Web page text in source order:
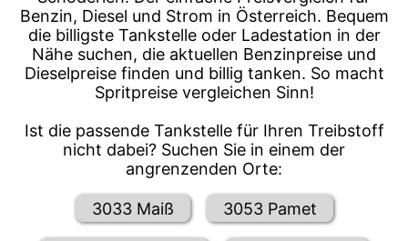
Benzin, Diesel und Strom in Österreich. Bequem
die billigste Tankstelle oder Ladestation in der
Nähe suchen, die aktuellen Benzinpreise und
Dieselpreise finden und billig tanken. So macht
Spritpreise vergleichen Sinn!
Ist die passende Tankstelle für Ihren Treibstoff
nicht dabei? Suchen Sie in einem der
angrenzenden Orte:
3033 Maiß 3053 Pamet